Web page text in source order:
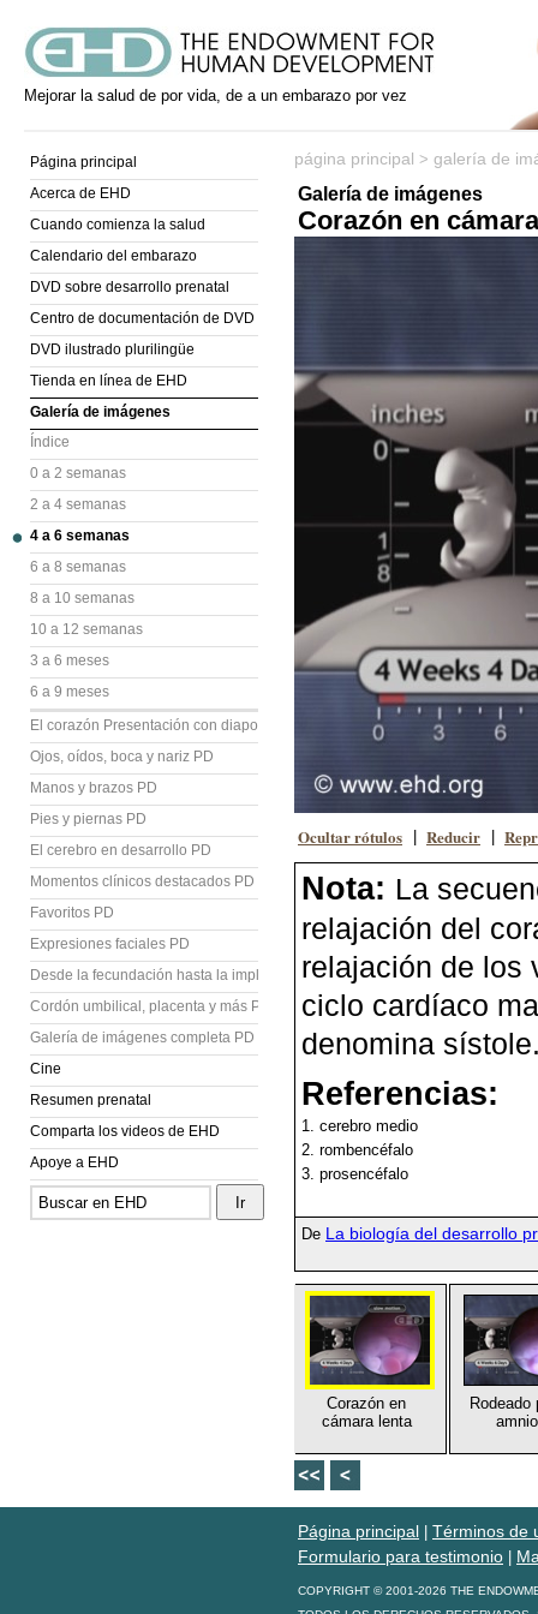
Mejorar la salud de por vida, de a un embarazo por vez
Página principal
Acerca de EHD
Cuando comienza la salud
Calendario del embarazo
DVD sobre desarrollo prenatal
Centro de documentación de DVD
DVD ilustrado plurilingüe
Tienda en línea de EHD
Galería de imágenes
Índice
0 a 2 semanas
2 a 4 semanas
4 a 6 semanas
6 a 8 semanas
8 a 10 semanas
10 a 12 semanas
3 a 6 meses
6 a 9 meses
El corazón Presentación con diapositivas (PD)
Ojos, oídos, boca y nariz PD
Manos y brazos PD
Pies y piernas PD
El cerebro en desarrollo PD
Momentos clínicos destacados PD
Favoritos PD
Expresiones faciales PD
Desde la fecundación hasta la implantación PD
Cordón umbilical, placenta y más PD
Galería de imágenes completa PD
Cine
Resumen prenatal
Comparta los videos de EHD
Apoye a EHD
página principal > galería de
Galería de imágenes
Corazón en
Ocultar rótulos Reducir
Nota: La
relajación del
relajación de los
ciclo cardíaco
denomina
Referencias:
1. cerebro medio
2. rombencéfalo
3. prosencéfalo
De La biología del desarrollo
Corazón en
cámara lenta
Rodeado
Página principal
Términos de
Formulario para testimonio
COPYRIGHT © 2001-2026 THE